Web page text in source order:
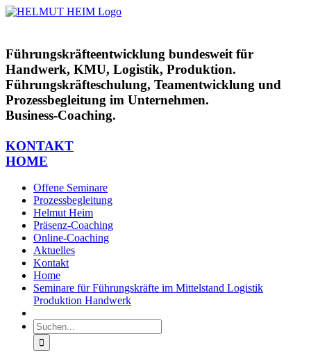
Zum
Führungskräfteentwicklung bundesweit für
Handwerk, KMU, Logistik, Produktion.
Führungskräfteschulung, Teamentwicklung und
Prozessbegleitung im Unternehmen.
Business-Coaching.
KONTAKT
HOME
Offene Seminare
Prozessbegleitung
Helmut Heim
Präsenz-Coaching
Online-Coaching
Aktuelles
Kontakt
Home
Seminare für Führungskräfte im Mittelstand Logistik
Produktion Handwerk
Suche
nach: